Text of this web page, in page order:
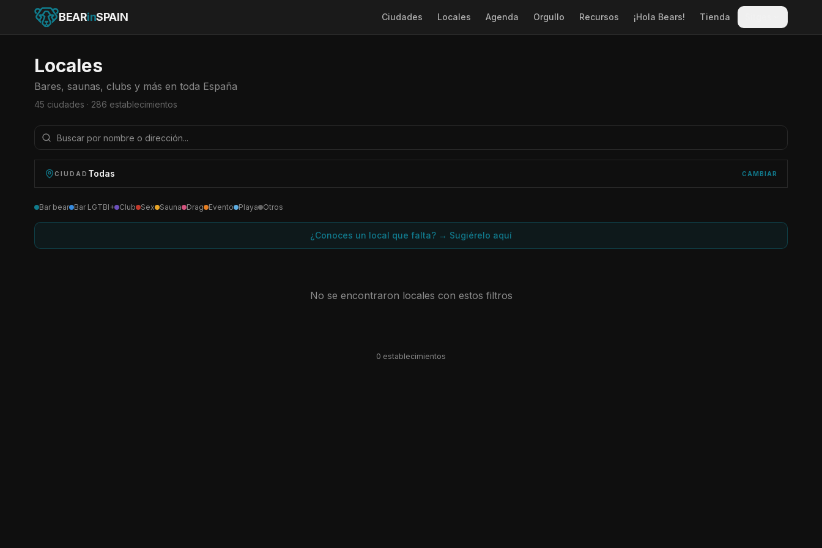
BEARinSPAIN Ciudades Locales Agenda Orgullo Recursos ¡Hola Bears! Tienda
Locales
Bares, saunas, clubs y más en toda España
45 ciudades · 286 establecimientos
CIUDAD Todas CAMBIAR
Bar bear Bar LGTBI+ Club Sex Sauna Drag Evento Playa Otros
¿Conoces un local que falta? → Sugiérelo aquí
No se encontraron locales con estos filtros
0 establecimientos